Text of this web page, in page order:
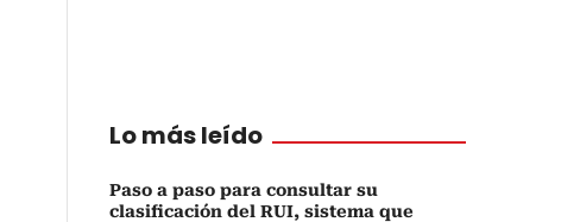
Lo más leído
Paso a paso para consultar su
clasificación del RUI, sistema que